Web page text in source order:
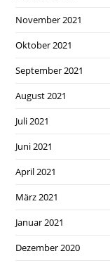
November 2021
Oktober 2021
September 2021
August 2021
Juli 2021
Juni 2021
April 2021
März 2021
Januar 2021
Dezember 2020